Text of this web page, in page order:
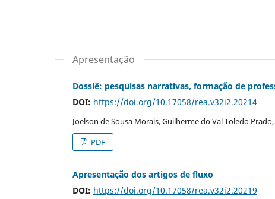
Apresentação
Dossiê: pesquisas narrativas, formação de
DOI: https://doi.org/10.17058/rea.v32i2.20214
Joelson de Sousa Morais, Guilherme do Val Toledo
PDF
Apresentação dos artigos de fluxo
DOI: https://doi.org/10.17058/rea.v32i2.20219